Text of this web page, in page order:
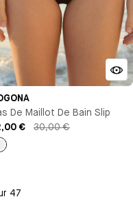
De Maillot De Bain Slip
€
30,00 €
47